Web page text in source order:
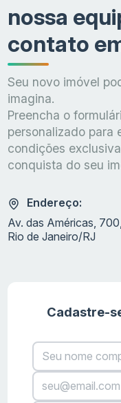
nossa
contato
Seu novo imóvel
imagina.
Preencha o
personalizado para
condições
conquista do seu
Endereço:
Av. das Américas,
Rio de Janeiro/RJ
Cadastre-